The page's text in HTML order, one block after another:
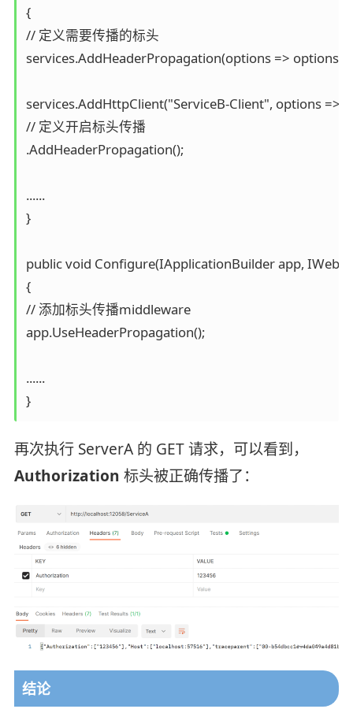
{
// 定义需要传播的标头
services.AddHeaderPropagation(options =>
services.AddHttpClient("ServiceB-Client", options
// 定义开启标头传播
.AddHeaderPropagation();
......
}
public void Configure(IApplicationBuilder app,
{
// 添加标头传播middleware
app.UseHeaderPropagation();
......
}
再次执行 ServerA 的 GET 请求，可以看到，
Authorization 标头被正确传播了：
结论